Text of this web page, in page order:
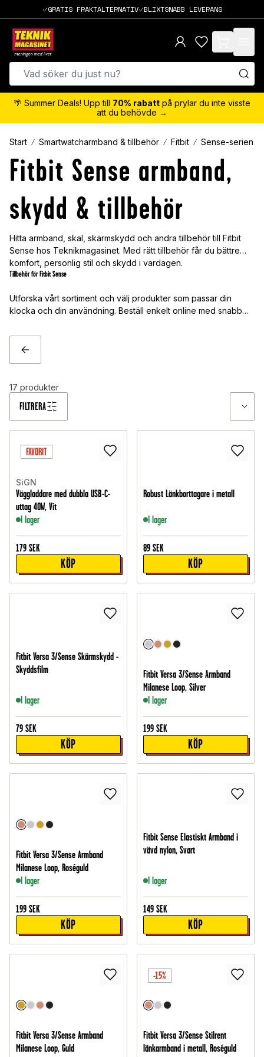
GRATIS FRAKTALTERNATIV BLIXTSNABB LEVERANS
items in cart,
🌴 Summer Deals! Upp till 70% rabatt på prylar du inte visste
att du behövde →
Start Smartwatcharmband & tillbehör Fitbit Sense-serien
Fitbit Sense armband,
skydd & tillbehör
Hitta armband, skal, skärmskydd och andra tillbehör till Fitbit
Sense hos Teknikmagasinet. Med rätt tillbehör får du bättre
komfort, personlig stil och skydd i vardagen.
Tillbehör för Fitbit Sense
Utforska vårt sortiment och välj produkter som passar din
klocka och din användning. Beställ enkelt online med snabb
TILLBAKA
FILTRERA
17 produkter
FAVORIT
SiGN
Väggladdare med dubbla USB-C-
uttag 40W, Vit
I lager
179 SEK
KÖP
Robust Länkborttagare i metall
I lager
89 SEK
KÖP
Fitbit Versa 3/Sense Skärmskydd -
Skyddsfilm
I lager
79 SEK
KÖP
Fitbit Versa 3/Sense Armband
Milanese Loop, Silver
I lager
199 SEK
KÖP
Fitbit Versa 3/Sense Armband
Milanese Loop, Roséguld
I lager
199 SEK
KÖP
Fitbit Sense Elastiskt Armband i
vävd nylon, Svart
I lager
149 SEK
KÖP
Fitbit Versa 3/Sense Armband
Milanese Loop, Guld
-15%
Fitbit Versa 3/Sense Stilrent
länkarmband i metall, Roséguld